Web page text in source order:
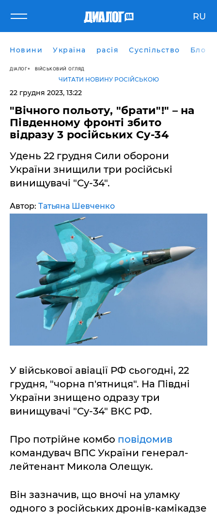
RU
Новини Україна расія Суспільство Блоги
ДІАЛОГ ВІЙСЬКОВИЙ ОГЛЯД
ЧИТАТИ НОВИНУ РОСІЙСЬКОЮ
22 грудня 2023, 13:22
"Вічного польоту, "брати"!" – на
Південному фронті збито
відразу 3 російських Су-34
Удень 22 грудня Сили оборони
України знищили три російські
винищувачі "Су-34".
Автор: Татьяна Шевченко
У військової авіації РФ сьогодні, 22
грудня, "чорна п'ятниця". На Півдні
України знищено одразу три
винищувачі "Су-34" ВКС РФ.
Про потрійне комбо повідомив
командувач ВПС України генерал-
лейтенант Микола Олещук.
Він зазначив, що вночі на уламку
одного з російських дронів-камікадзе